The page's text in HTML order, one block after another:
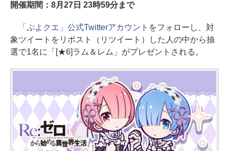
開催期間：8月27日 23時59分まで
「ぷよクエ」公式Twitterアカウント をフォローし、対
象ツイートをリポスト（リツイート）した人の中から抽
選で1名に「[★6]ラム＆レム」がプレゼントされる。